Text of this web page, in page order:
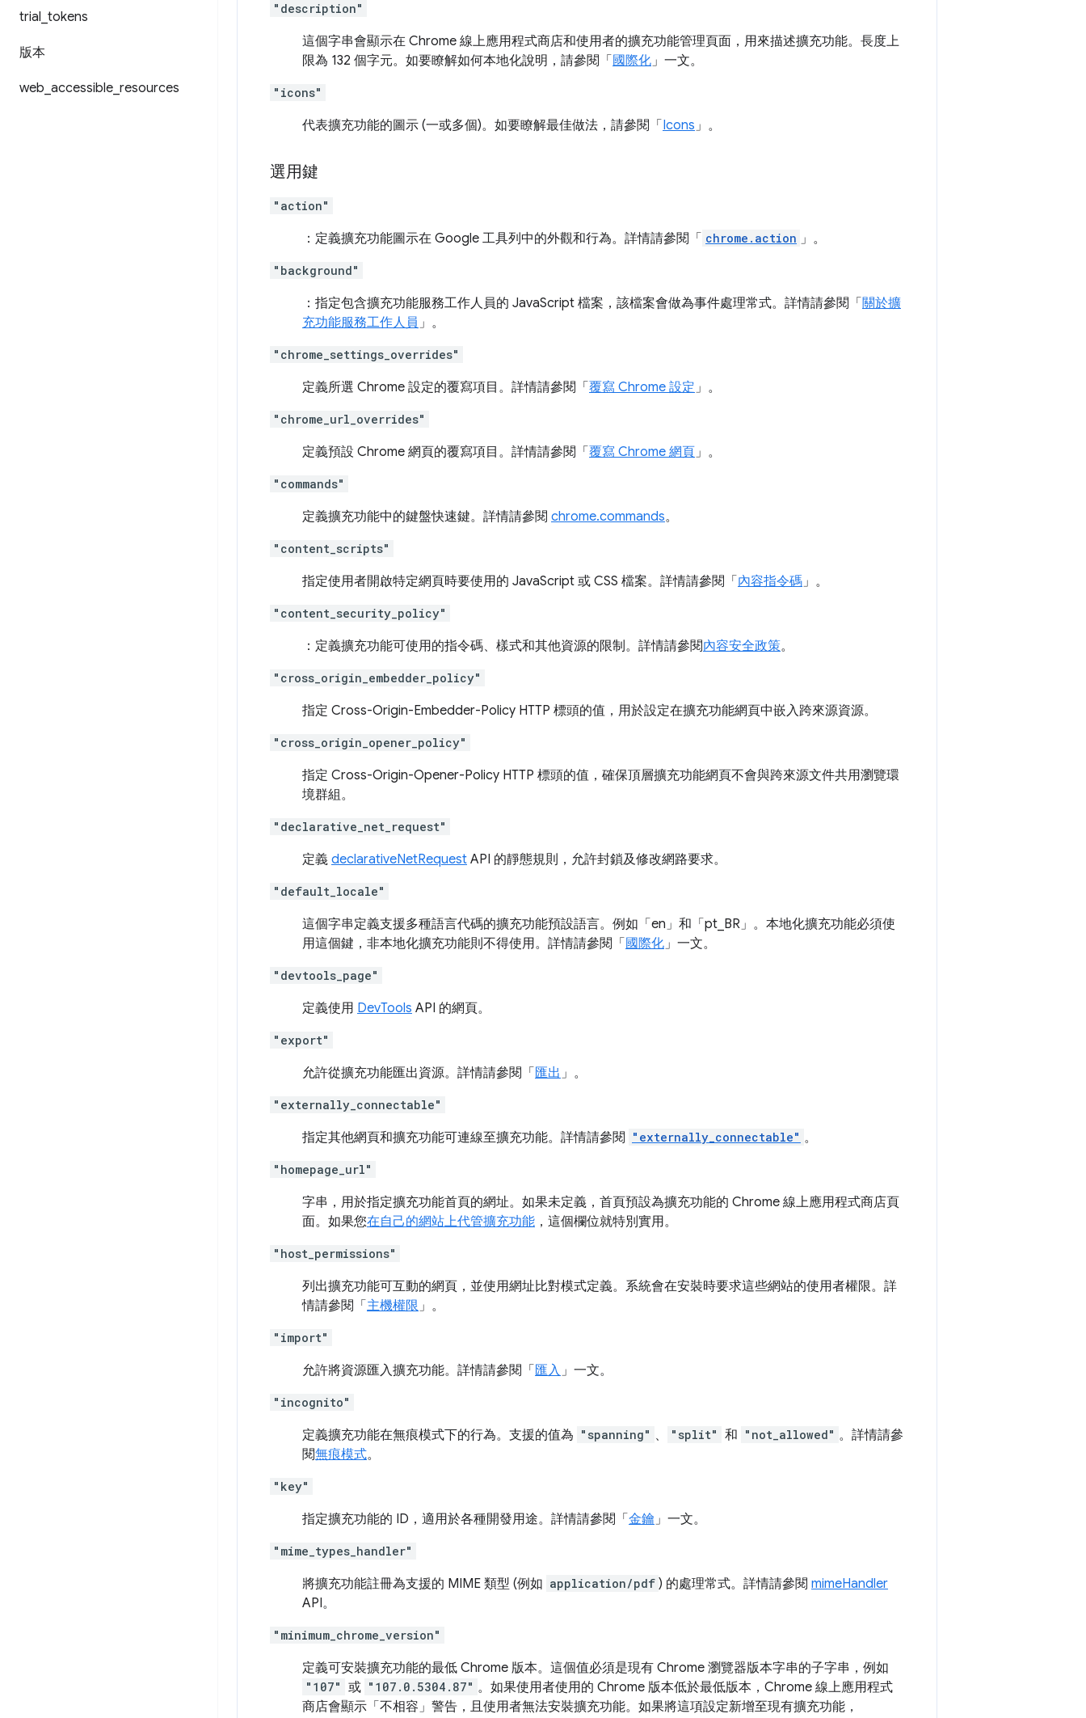
trial tokens
版本
web accessible resources
"description"
這個字串會顯示在 Chrome 線上應用程式商店和使用者的擴充功能管理頁面，用來描述擴充功能。長度上
限為 132 個字元。如要瞭解如何本地化說明，請參閱「 國際化」一文。
"icons"
代表擴充功能的圖示 (一或多個)。如要瞭解最佳做法，請參閱「 Icons」。
選用鍵
"action"
：定義擴充功能圖示在 Google 工具列中的外觀和行為。詳情請參閱「 chrome.action 」。
"background"
：指定包含擴充功能服務工作人員的 JavaScript 檔案，該檔案會做為事件處理常式。詳情請參閱「 關於擴
充功能服務工作人員」。
"chrome_settings_overrides"
定義所選 Chrome 設定的覆寫項目。詳情請參閱「 覆寫 Chrome 設定」。
"chrome_url_overrides"
定義預設 Chrome 網頁的覆寫項目。詳情請參閱「 覆寫 Chrome 網頁」。
"commands"
定義擴充功能中的鍵盤快速鍵。詳情請參閱 chrome.commands。
"content_scripts"
指定使用者開啟特定網頁時要使用的 JavaScript 或 CSS 檔案。詳情請參閱「 內容指令碼」。
"content_security_policy"
：定義擴充功能可使用的指令碼、樣式和其他資源的限制。詳情請參閱內容安全政策。
"cross_origin_embedder_policy"
指定 Cross-Origin-Embedder-Policy HTTP 標頭的值，用於設定在擴充功能網頁中嵌入跨來源資源。
"cross_origin_opener_policy"
指定 Cross-Origin-Opener-Policy HTTP 標頭的值，確保頂層擴充功能網頁不會與跨來源文件共用瀏覽環
境群組。
"declarative_net_request"
定義 declarativeNetRequest API 的靜態規則，允許封鎖及修改網路要求。
"default_locale"
這個字串定義支援多種語言代碼的擴充功能預設語言。例如「en」和「pt_BR」。本地化擴充功能必須使
用這個鍵，非本地化擴充功能則不得使用。詳情請參閱「 國際化」一文。
"devtools_page"
定義使用 DevTools API 的網頁。
"export"
允許從擴充功能匯出資源。詳情請參閱「 匯出 」。
"externally_connectable"
指定其他網頁和擴充功能可連線至擴充功能。詳情請參閱 "externally_connectable" 。
"homepage_url"
字串，用於指定擴充功能首頁的網址。如果未定義，首頁預設為擴充功能的 Chrome 線上應用程式商店頁
面。如果您在自己的網站上代管擴充功能 ，這個欄位就特別實用。
"host_permissions"
列出擴充功能可互動的網頁，並使用網址比對模式定義。系統會在安裝時要求這些網站的使用者權限。詳
情請參閱「 主機權限」。
"import"
允許將資源匯入擴充功能。詳情請參閱「 匯入」一文。
"incognito"
定義擴充功能在無痕模式下的行為。支援的值為 "spanning" 、 "split" 和 "not_allowed" 。詳情請參
閱無痕模式。
"key"
指定擴充功能的 ID，適用於各種開發用途。詳情請參閱「 金鑰」一文。
"mime_types_handler"
將擴充功能註冊為支援的 MIME 類型 (例如 application/pdf ) 的處理常式。詳情請參閱 mimeHandler
API。
"minimum_chrome_version"
定義可安裝擴充功能的最低 Chrome 版本。這個值必須是現有 Chrome 瀏覽器版本字串的子字串，例如
"107" 或 "107.0.5304.87" 。如果使用者使用的 Chrome 版本低於最低版本，Chrome 線上應用程式
商店會顯示「不相容」警告，且使用者無法安裝擴充功能。如果將這項設定新增至現有擴充功能，